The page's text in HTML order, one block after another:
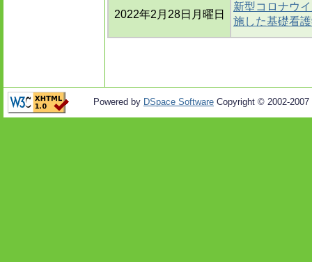
2022年2月28日月曜日
新型コロナウ
施した基礎看
Powered by DSpace Software Copyright © 2002-2007